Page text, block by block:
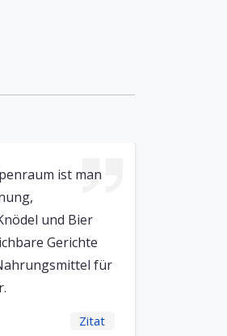
ist man
und Bier
Gerichte
für
Zitat